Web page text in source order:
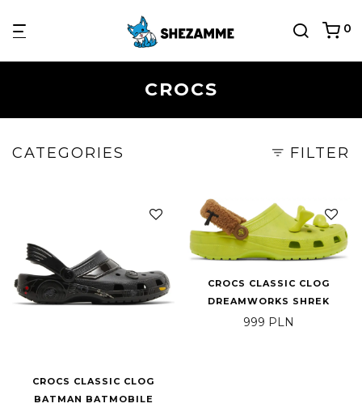
0
CROCS
CATEGORIES FILTER
CROCS CLASSIC CLOG
BATMAN BATMOBILE
CROCS CLASSIC CLOG
DREAMWORKS SHREK
999 PLN